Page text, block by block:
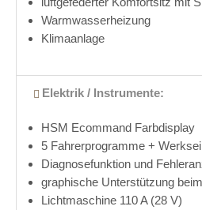
Warmwasserheizung
Klimaanlage
Elektrik / Instrumente:
HSM Ecommand Farbdisplay
5 Fahrerprogramme +
Diagnosefunktion und
graphische Unterstützung
Lichtmaschine 110 A (28 V)